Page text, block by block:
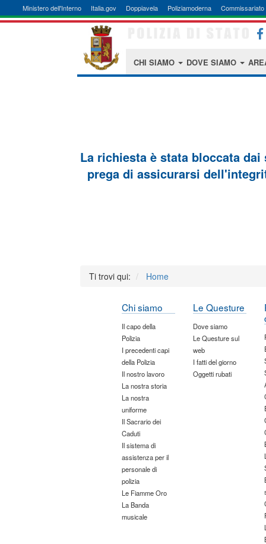
Ministero dell'Interno Italia.gov Doppiavela Poliziamoderna Commissariato
CHI SIAMO DOVE SIAMO
La richiesta è stata bloccata
prega di assicurarsi
Ti trovi qui: Home
Chi siamo
Il capo della
Polizia
I precedenti capi
della Polizia
Il nostro lavoro
La nostra storia
La nostra
uniforme
Il Sacrario dei
Caduti
Il sistema di
assistenza per il
personale di
polizia
Le Fiamme Oro
La Banda
musicale
Le Questure
Dove siamo
Le Questure sul
web
I fatti del giorno
Oggetti rubati